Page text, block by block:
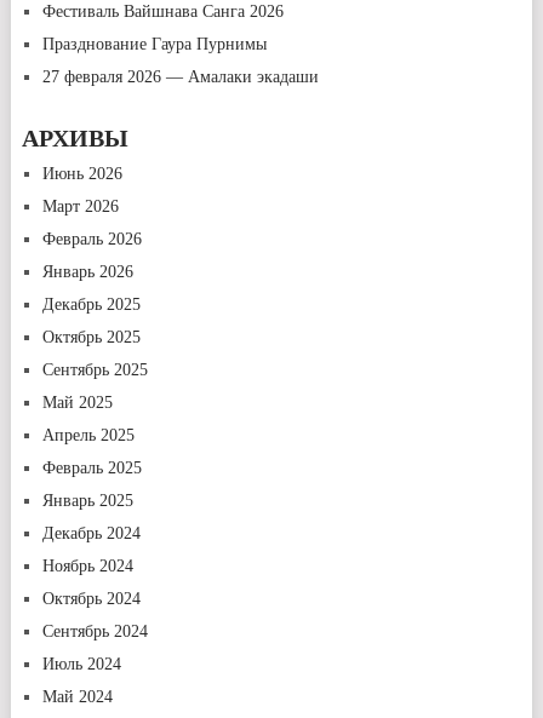
Фестиваль Вайшнава Санга 2026
Празднование Гаура Пурнимы
27 февраля 2026 — Амалаки экадаши
АРХИВЫ
Июнь 2026
Март 2026
Февраль 2026
Январь 2026
Декабрь 2025
Октябрь 2025
Сентябрь 2025
Май 2025
Апрель 2025
Февраль 2025
Январь 2025
Декабрь 2024
Ноябрь 2024
Октябрь 2024
Сентябрь 2024
Июль 2024
Май 2024